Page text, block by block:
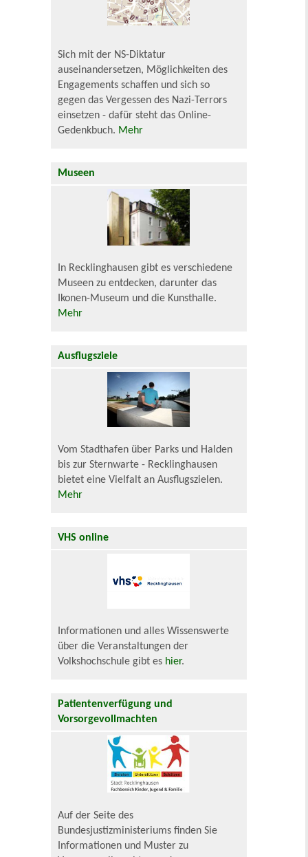
Sich mit der NS-Diktatur
auseinandersetzen, Möglichkeiten des
Engagements schaffen und sich so
gegen das Vergessen des Nazi-Terrors
einsetzen - dafür steht das Online-
Gedenkbuch. Mehr
Museen
In Recklinghausen gibt es verschiedene
Museen zu entdecken, darunter das
Ikonen-Museum und die Kunsthalle.
Mehr
Ausflugsziele
Vom Stadthafen über Parks und Halden
bis zur Sternwarte - Recklinghausen
bietet eine Vielfalt an Ausflugszielen.
Mehr
VHS online
Informationen und alles Wissenswerte
über die Veranstaltungen der
Volkshochschule gibt es hier.
Patientenverfügung und
Vorsorgevollmachten
Auf der Seite des
Bundesjustizministeriums finden Sie
Informationen und Muster zu